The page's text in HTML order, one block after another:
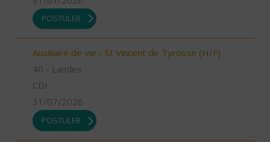
POSTULER
Auxiliaire de vie - St Vincent de Tyrosse (H/F)
40 - Landes
CDI
31/07/2026
POSTULER